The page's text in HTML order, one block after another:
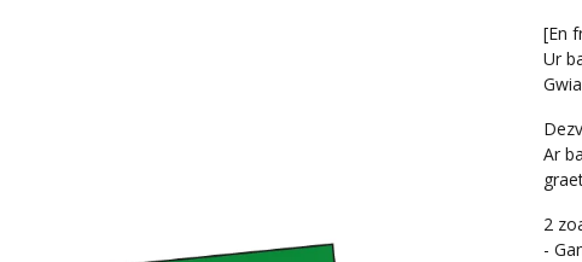
[En
Ur
Ar
2
-